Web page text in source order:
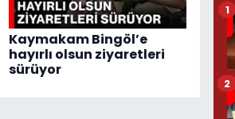
Kaymakam Bingöl’e
hayırlı olsun ziyaretleri
sürüyor
1
2